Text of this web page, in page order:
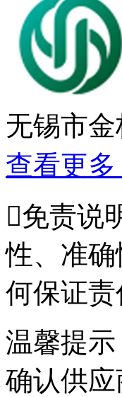
无锡市
查看更多
免责说
性、准
何保证责
温馨提
确认供应